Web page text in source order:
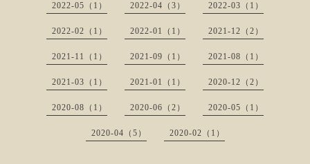
2022-05（1） 2022-04（3） 2022-03（1）
2022-02（1） 2022-01（1） 2021-12（2）
2021-11（1） 2021-09（1） 2021-08（1）
2021-03（1） 2021-01（1） 2020-12（2）
2020-08（1） 2020-06（2） 2020-05（1）
2020-04（5） 2020-02（1）